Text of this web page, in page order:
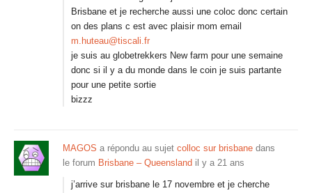
Brisbane et je recherche aussi une coloc donc certain
on des plans c est avec plaisir mom email
m.huteau@tiscali.fr
je suis au globetrekkers New farm pour une semaine
donc si il y a du monde dans le coin je suis partante
pour une petite sortie
bizzz
MAGOS a répondu au sujet colloc sur brisbane dans
le forum Brisbane – Queensland il y a 21 ans
j’arrive sur brisbane le 17 novembre et je cherche